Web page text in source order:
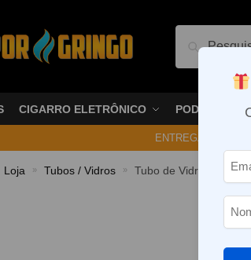
Pesquisar
CIGARRO ELETRÔNICO PODS
ENTREGA NO
Loja » Tubos / Vidros » Tubo de Vidro Reto –